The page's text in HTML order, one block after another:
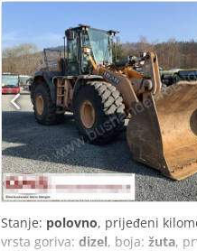
Stanje: polovno, prijeđeni
vrsta goriva: dizel, boja: žuta,